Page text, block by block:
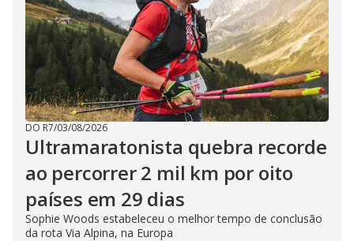
DO R7/03/08/2026
Ultramaratonista quebra recorde
ao percorrer 2 mil km por oito
países em 29 dias
Sophie Woods estabeleceu o melhor tempo de conclusão
da rota Via Alpina, na Europa